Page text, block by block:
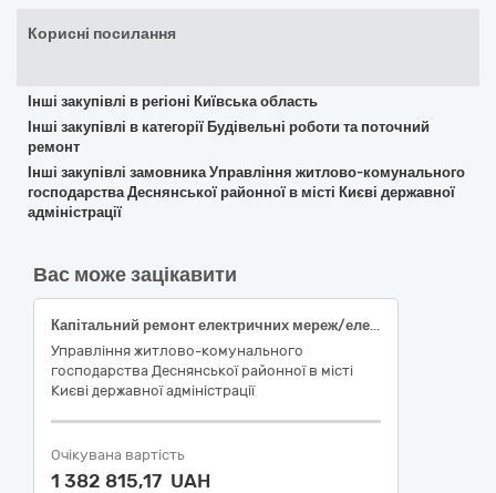
Корисні посилання
Інші закупівлі в регіоні Київська область
Інші закупівлі в категорії Будівельні роботи та поточний
ремонт
Інші закупівлі замовника Управління житлово-комунального
господарства Деснянської районної в місті Києві державної
адміністрації
Вас може зацікавити
Капітальний ремонт електричних мереж/електрощитових (підготовка до опалювального сезону та заходи з енергозбереження) житлового будинку за адресою: вул. Лісківська, 18-А Деснянського району міста Києва
Управління житлово-комунального
господарства Деснянської районної в місті
Києві державної адміністрації
Очікувана вартість
1 382 815,17 UAH